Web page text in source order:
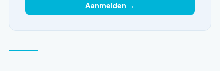
Aanmelden →